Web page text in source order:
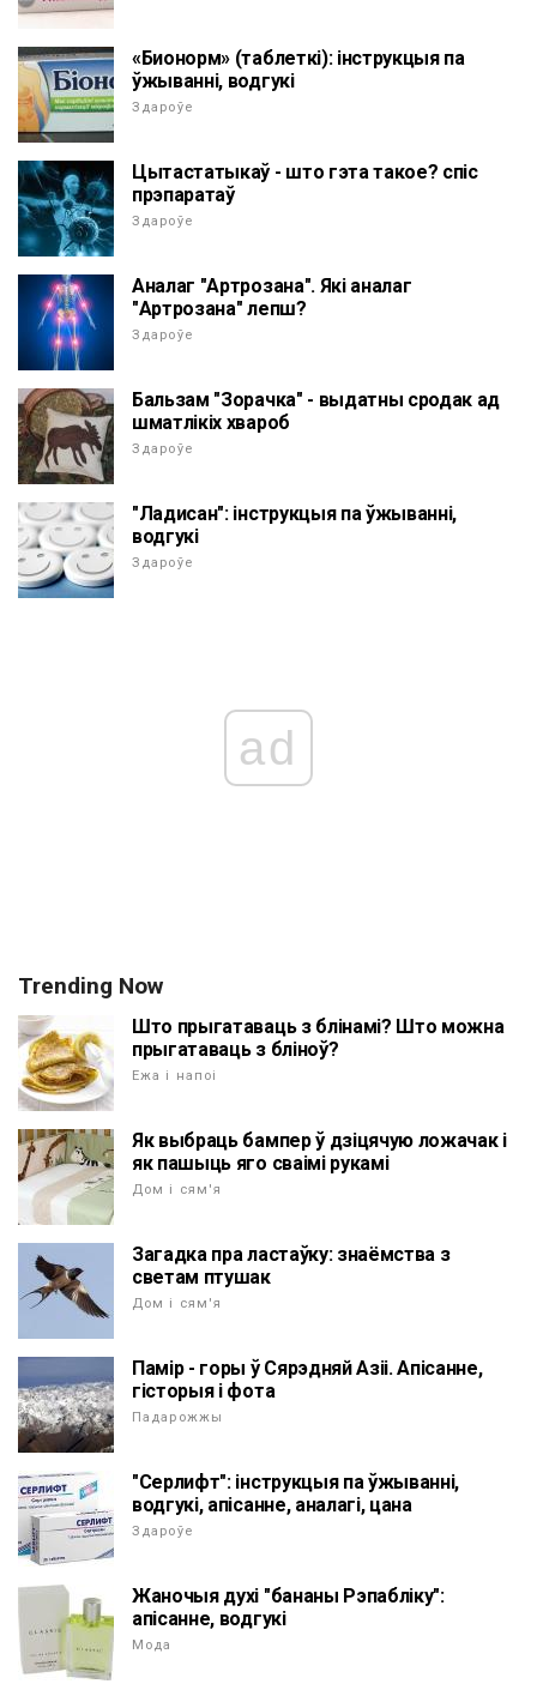
«Бионорм» (таблеткі): інструкцыя па
ўжыванні, водгукі
Здароўе
Цытастатыкаў - што гэта такое? спіс
прэпаратаў
Здароўе
Аналаг "Артрозана". Які аналаг
"Артрозана" лепш?
Здароўе
Бальзам "Зорачка" - выдатны сродак ад
шматлікіх хвароб
Здароўе
"Ладисан": інструкцыя па ўжыванні,
водгукі
Здароўе
ad
Trending Now
Што прыгатаваць з блінамі? Што можна
прыгатаваць з бліноў?
Ежа і напоі
Як выбраць бампер ў дзіцячую ложачак і
як пашыць яго сваімі рукамі
Дом і сям'я
Загадка пра ластаўку: знаёмства з
светам птушак
Дом і сям'я
Памір - горы ў Сярэдняй Азіі. Апісанне,
гісторыя і фота
Падарожжы
"Серлифт": інструкцыя па ўжыванні,
водгукі, апісанне, аналагі, цана
Здароўе
Жаночыя духі "бананы Рэпабліку":
апісанне, водгукі
Мода